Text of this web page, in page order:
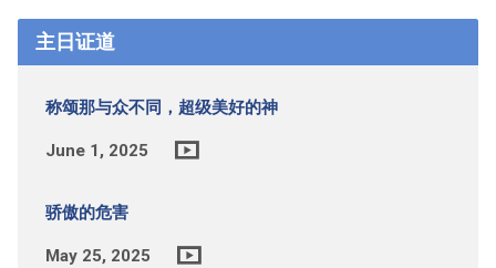
主日证道
称颂那与众不同，超级美好的神
June 1, 2025
骄傲的危害
May 25, 2025